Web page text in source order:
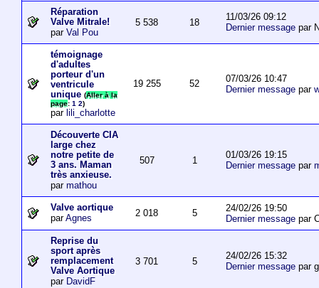
Réparation
Valve Mitrale!
par Val Pou
5 538 18
11/03/26 09:12
Dernier messagepar
témoignage
d'adultes
porteur d'un
ventricule
unique (Aller à la
page: 1 2)
par lili_charlotte
19 255 52
07/03/26 10:47
Dernier messagepar
Découverte CIA
large chez
notre petite de
3 ans. Maman
très anxieuse.
par mathou
507 1
01/03/26 19:15
Dernier messagepar
Valve aortique
parAgnes 2 018 5
24/02/26 19:50
Dernier messagepar
Reprise du
sport après
remplacement
Valve Aortique
par DavidF
3 701 5
24/02/26 15:32
Dernier messagepar